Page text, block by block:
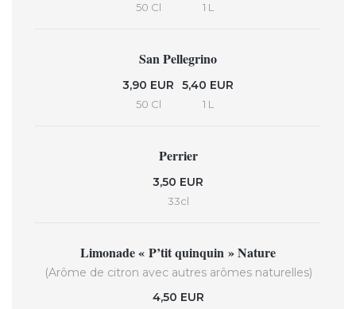
50 Cl 1 L
San Pellegrino
3,90 EUR
50 Cl
5,40 EUR
1 L
Perrier
3,50 EUR
33cl
Limonade « P’tit quinquin » Nature
(Arôme de citron avec autres arômes naturelles)
4,50 EUR